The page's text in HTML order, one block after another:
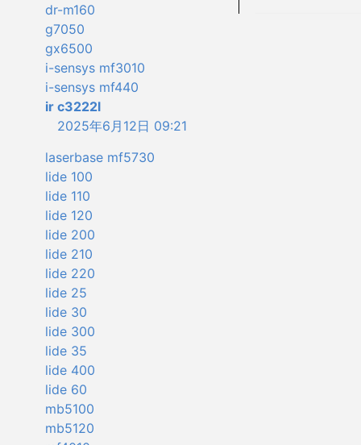
dr-m160
g7050
gx6500
i-sensys mf3010
i-sensys mf440
ir c3222l
2025年6月12日 09:21
laserbase mf5730
lide 100
lide 110
lide 120
lide 200
lide 210
lide 220
lide 25
lide 30
lide 300
lide 35
lide 400
lide 60
mb5100
mb5120